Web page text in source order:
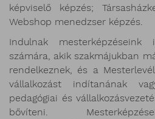
képviselő képzés;
Webshop menedzser képzés.
Indulnak
számára, akik szakmájukban
rendelkeznek, és a
vállalkozást indítanának
pedagógiai és
bővíteni.